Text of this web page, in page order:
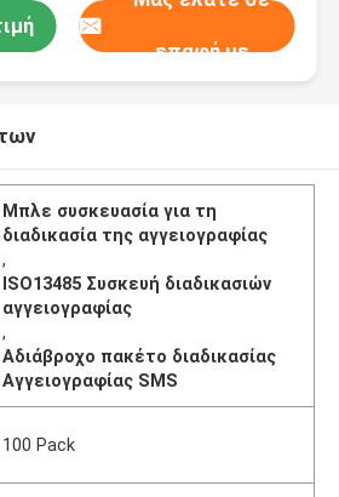
επαφή με
Μπλε συσκευασία για τη
διαδικασία της αγγειογραφίας
,
ISO13485 Συσκευή διαδικασιών
αγγειογραφίας
,
Αδιάβροχο πακέτο διαδικασίας
Αγγειογραφίας SMS
100 Pack